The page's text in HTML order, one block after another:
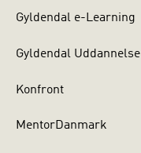
Gyldendal e-Learning
Gyldendal Uddannelse
Konfront
MentorDanmark